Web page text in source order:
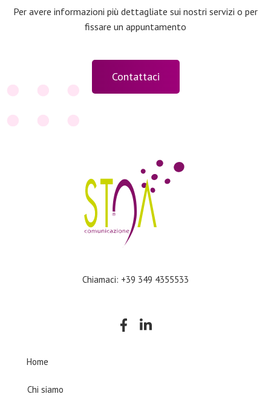
Per avere informazioni più dettagliate sui nostri servizi o per
fissare un appuntamento
Contattaci
Chiamaci: +39 349 4355533
Home
Chi siamo